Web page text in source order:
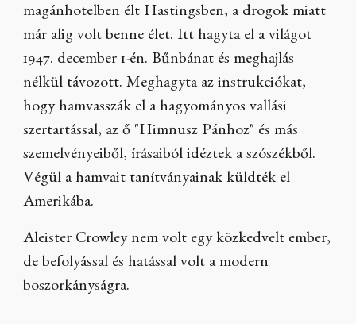
magánhotelben élt Hastingsben, a drogok miatt
már alig volt benne élet. Itt hagyta el a világot
1947. december 1-én. Bűnbánat és meghajlás
nélkül távozott. Meghagyta az instrukciókat,
hogy hamvasszák el a hagyományos vallási
szertartással, az ő "Himnusz Pánhoz" és más
szemelvényeiből, írásaiból idéztek a szószékből.
Végül a hamvait tanítványainak küldték el
Amerikába.
Aleister Crowley nem volt egy közkedvelt ember,
de befolyással és hatással volt a modern
boszorkányságra.